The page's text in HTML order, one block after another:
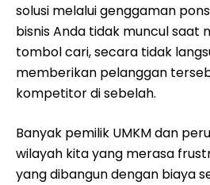
solusi melalui genggaman
bisnis Anda tidak muncul saat
tombol cari, secara tidak
memberikan pelanggan
kompetitor di sebelah.
Banyak pemilik UMKM dan
wilayah kita yang merasa
yang dibangun dengan biaya